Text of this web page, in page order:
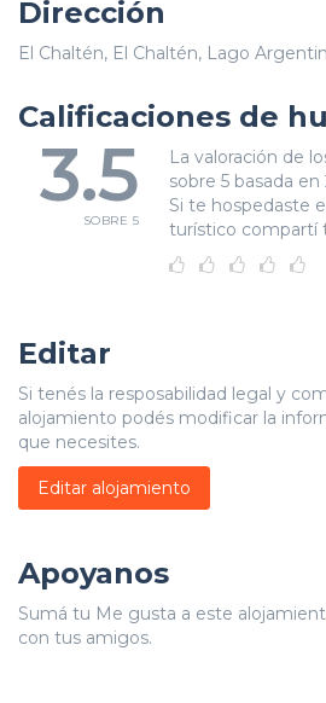
Dirección
El Chaltén, El Chaltén, Lago
Calificaciones de
3.5
SOBRE 5
La valoración de
sobre 5 basada en
Si te hospedaste
turístico compartí
Editar
Si tenés la resposabilidad legal y
alojamiento podés modificar la
que necesites.
Editar alojamiento
Apoyanos
Sumá tu Me gusta a este
con tus amigos.